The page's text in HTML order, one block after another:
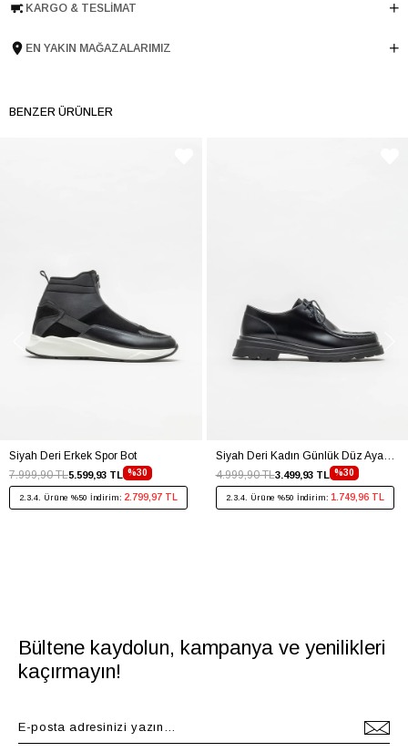
Taban Yüksekliği 3.5 cm
KARGO & TESLIMAT
EN YAKIN MAĞAZALARIMIZ
BENZER ÜRÜNLER
Siyah Deri Erkek Spor Bot
%30
5.599,93 TL
7.999,90 TL
2.3.4. Ürüne %50 İndirim: 2.799,97 TL
Siyah Deri Kadın Günlük Düz Ayakkabı
%30
3.499,93 TL
4.999,90 TL
2.3.4. Ürüne %50 İndirim: 1.749,96 TL
Bültene kaydolun, kampanya ve yenilikleri
kaçırmayın!